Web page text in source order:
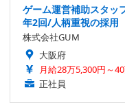
ゲーム運営補助スタッ
年2回/人柄重視の採用
株式会社GUM
大阪府
月給28万5,300円～
正社員